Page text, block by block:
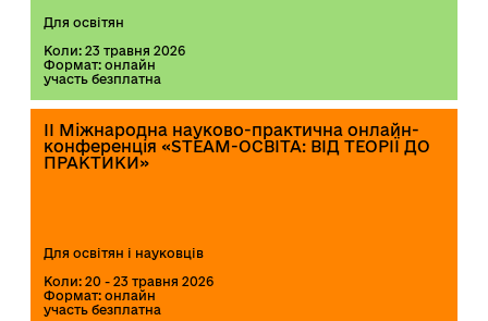
Для освітян
Коли: 23 травня 2026
Формат: онлайн
участь безплатна
ІІ Міжнародна науково-практична онлайн-
конференція «STEAM-ОСВІТА: ВІД ТЕОРІЇ ДО
ПРАКТИКИ»
Для освітян і науковців
Коли: 20 - 23 травня 2026
Формат: онлайн
участь безплатна